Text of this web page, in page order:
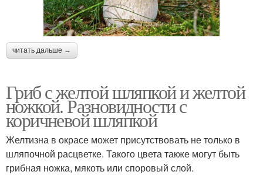
читать дальше →
Гриб с желтой шляпкой и желтой
ножкой. Разновидности с
коричневой шляпкой
Желтизна в окрасе может присутствовать не только в
шляпочной расцветке. Такого цвета также могут быть
грибная ножка, мякоть или споровый слой.